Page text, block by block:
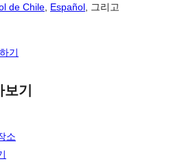
de Chile Español , 그리고
기
기
소